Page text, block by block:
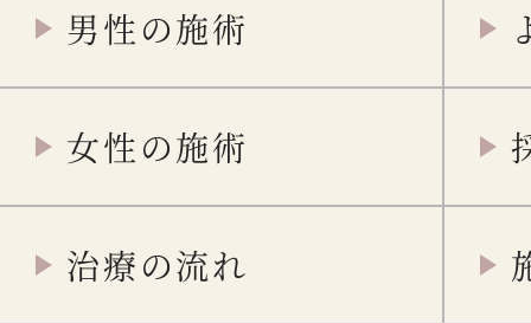
男性の施術
女性の施術
治療の流れ